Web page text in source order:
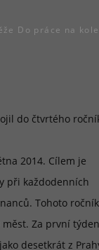
Do práce na kole
do čtvrtého
2014. Cílem je
při každodenních
Tohoto
měst. Za první
desetkrát z